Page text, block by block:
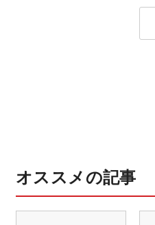
オススメの記事